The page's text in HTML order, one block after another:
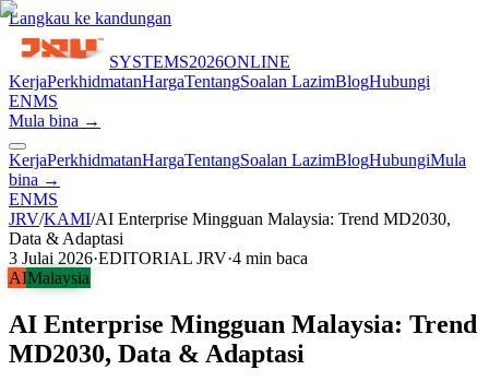
Langkau ke kandungan
SYSTEMS2026ONLINE
KerjaPerkhidmatanHargaTentangSoalan LazimBlogHubungi
ENMS
Mula bina →
KerjaPerkhidmatanHargaTentangSoalan LazimBlogHubungiMula
bina →
ENMS
JRV/KAMI/AI Enterprise Mingguan Malaysia: Trend MD2030,
Data & Adaptasi
3 Julai 2026·EDITORIAL JRV·4 min baca
AIMalaysia
AI Enterprise Mingguan Malaysia: Trend
MD2030, Data & Adaptasi